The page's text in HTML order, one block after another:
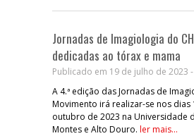
Jornadas de Imagiologia do
dedicadas ao tórax e mama
Publicado em 19 de julho de 2023
A 4.ª edição das Jornadas de
Movimento irá realizar-se nos dias
outubro de 2023 na Universidade
Montes e Alto Douro. ler mais...